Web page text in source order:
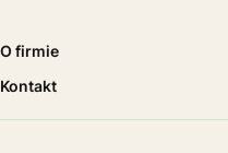
O firmie
Kontakt